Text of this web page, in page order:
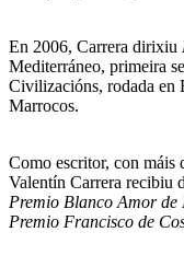
En 2006, Carrera dirixiu
Mediterráneo, primeira
Civilizacións, rodada en
Marrocos.
Como escritor, con máis
Valentín Carrera recibiu
Premio Blanco Amor de
Premio Francisco de